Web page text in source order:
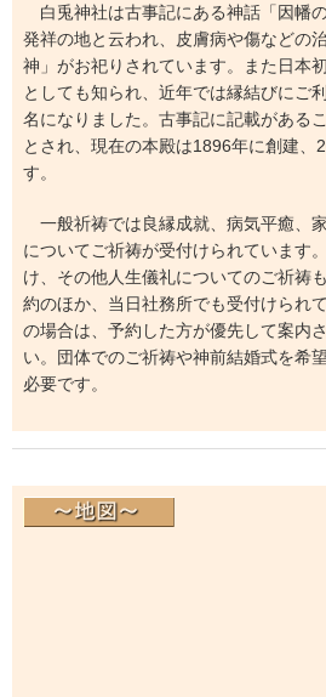
白兎神社は古事記にある神話「因幡
発祥の地と云われ、皮膚病や傷などの
神」がお祀りされています。また日本
としても知られ、近年では縁結びにご
名になりました。古事記に記載がある
とされ、現在の本殿は1896年に創建、
す。
一般祈祷では良縁成就、病気平癒、
についてご祈祷が受付けられています
け、その他人生儀礼についてのご祈祷
約のほか、当日社務所でも受付けられ
の場合は、予約した方が優先して案内
い。団体でのご祈祷や神前結婚式を希
必要です。